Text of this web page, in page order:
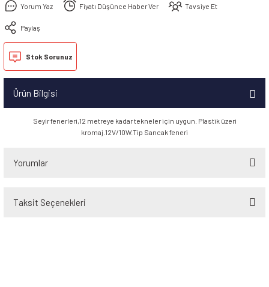
Yorum Yaz Fiyatı Düşünce Haber Ver Tavsiye Et
Paylaş
Stok Sorunuz
Ürün Bilgisi
Seyir fenerleri,12 metreye kadar tekneler için uygun. Plastik üzeri
kromaj.12V/10W.Tip Sancak feneri
Yorumlar
Taksit Seçenekleri